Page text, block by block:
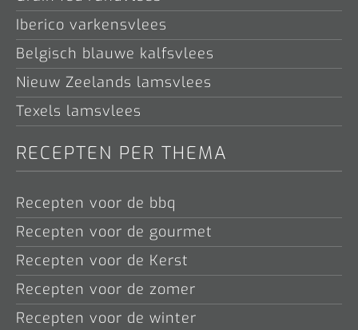
Iberico varkensvlees
Belgisch blauwe kalfsvlees
Nieuw Zeelands lamsvlees
Texels lamsvlees
RECEPTEN PER THEMA
Recepten voor de bbq
Recepten voor de gourmet
Recepten voor de Kerst
Recepten voor de zomer
Recepten voor de winter